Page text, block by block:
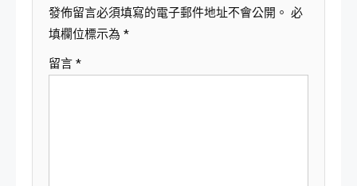
發佈留言必須填寫的電子郵件地址不會公開。 必
填欄位標示為 *
留言 *